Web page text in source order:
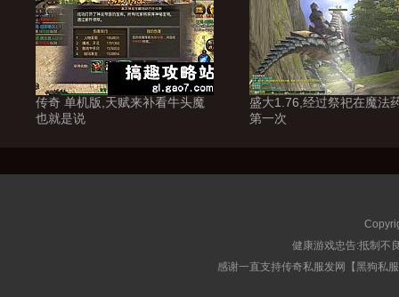
传奇 单机版,天赋来补看牛头魔
也就是说
盛大1.76,经过祭祀在魔法
第一次
健康游戏忠告:抵制不
感谢一直支持传奇私服发网【黑狗私